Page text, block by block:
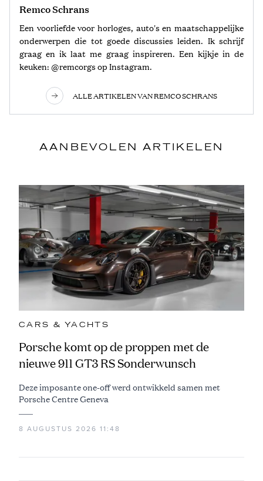
Remco Schrans
Een voorliefde voor horloges, auto's en maatschappelijke
onderwerpen die tot goede discussies leiden. Ik schrijf
graag en ik laat me graag inspireren. Een kijkje in de
keuken: @remcorgs op Instagram.
ALLE ARTIKELEN VAN REMCO SCHRANS
AANBEVOLEN ARTIKELEN
CARS & YACHTS
Porsche komt op de proppen met de
nieuwe 911 GT3 RS Sonderwunsch
Deze imposante one-off werd ontwikkeld samen met
Porsche Centre Geneva
8 AUGUSTUS 2026 11:48